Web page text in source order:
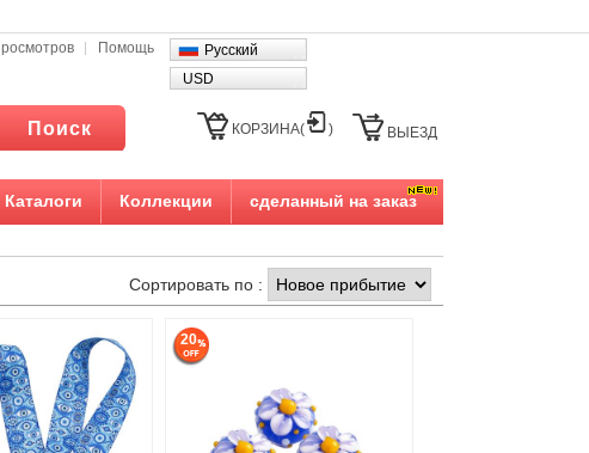
Помощь
Русский
USD
Поиск КОРЗИНА( ) ВЫЕЗД
Каталоги Коллекции сделанный на заказ
Сортировать по :
20